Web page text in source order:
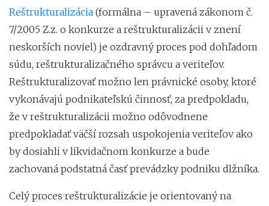
Reštrukturalizácia (formálna – upravená zákonom č.
7/2005 Z.z. o konkurze a reštrukturalizácii v znení
neskorších noviel) je ozdravný proces pod dohľadom
súdu, reštrukturalizačného správcu a veriteľov.
Reštrukturalizovať možno len právnické osoby, ktoré
vykonávajú podnikateľskú činnosť, za predpokladu,
že v reštrukturalizácii možno odôvodnene
predpokladať väčší rozsah uspokojenia veriteľov ako
by dosiahli v likvidačnom konkurze a bude
zachovaná podstatná časť prevádzky podniku dlžníka.
Celý proces reštrukturalizácie je orientovaný na